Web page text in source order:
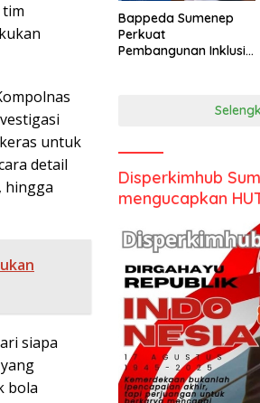
untuk
detail
hingga
siapa
bola
Bappeda Sumenep
Perkuat
Pembangunan Inklusif
Disperkimhub
mengucapkan